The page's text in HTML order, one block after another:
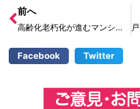
前へ
高齢化老朽化が進むマンションの災害・医療・福祉対策
Facebook Twitter